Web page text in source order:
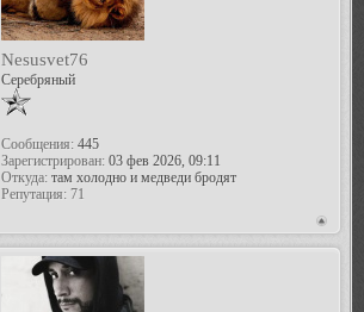
Nesusvet76
Серебряный
Сообщения:445
Зарегистрирован:03 фев 2026, 09:11
Откуда:там холодно и медведи бродят
Репутация: 71